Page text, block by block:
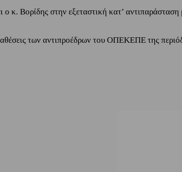
κ. Βορίδης στην εξεταστική κατ’
των αντιπροέδρων του ΟΠΕΚΕΠΕ της